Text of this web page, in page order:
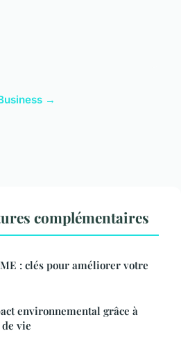
→
complémentaires
: clés pour améliorer votre
environnemental grâce à
vie